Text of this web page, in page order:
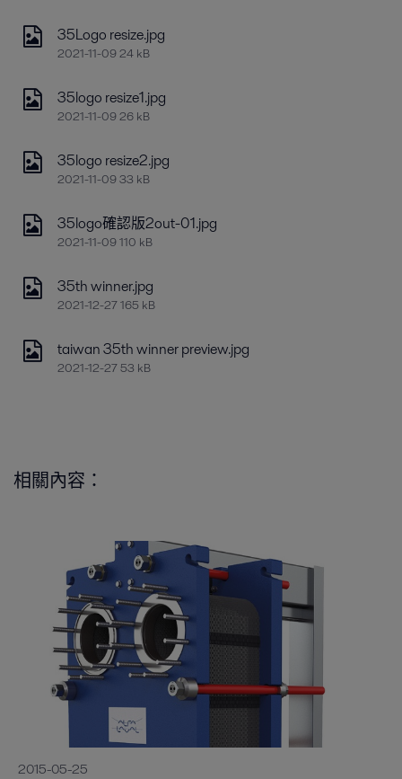
35Logo resize.jpg
2021-11-09 24 kB
35logo resize1.jpg
2021-11-09 26 kB
35logo resize2.jpg
2021-11-09 33 kB
35logo確認版2out-01.jpg
2021-11-09 110 kB
35th winner.jpg
2021-12-27 165 kB
taiwan 35th winner preview.jpg
2021-12-27 53 kB
相關內容：
2015-05-25